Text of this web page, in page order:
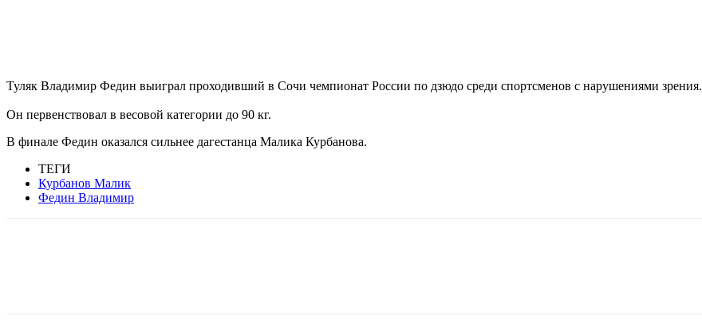
Туляк Владимир Федин выиграл проходивший в Сочи чемпионат России по дзюдо среди спортсменов с нарушениями зрения.
Он первенствовал в весовой категории до 90 кг.
В финале Федин оказался сильнее дагестанца Малика Курбанова.
ТЕГИ
Курбанов Малик
Федин Владимир